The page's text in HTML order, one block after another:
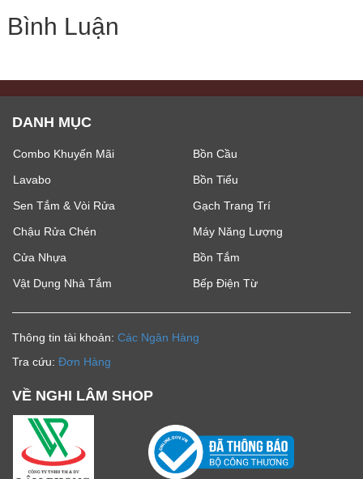
Bình Luận
DANH MỤC
Combo Khuyến Mãi
Bồn Cầu
Lavabo
Bồn Tiểu
Sen Tắm & Vòi Rửa
Gạch Trang Trí
Chậu Rửa Chén
Máy Năng Lượng
Cửa Nhựa
Bồn Tắm
Vật Dụng Nhà Tắm
Bếp Điện Từ
Thông tin tài khoản: Các Ngân Hàng
Tra cứu: Đơn Hàng
VỀ NGHI LÂM SHOP